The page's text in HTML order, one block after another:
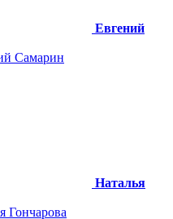
Евгений
Наталья